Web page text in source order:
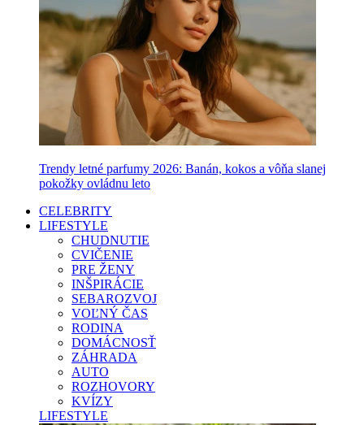
Trendy letné parfumy 2026: Banán, kokos a vôňa slanej
pokožky ovládnu leto
CELEBRITY
LIFESTYLE
CHUDNUTIE
CVIČENIE
PRE ŽENY
INŠPIRÁCIE
SEBAROZVOJ
VOĽNÝ ČAS
RODINA
DOMÁCNOSŤ
ZÁHRADA
AUTO
ROZHOVORY
KVÍZY
LIFESTYLE